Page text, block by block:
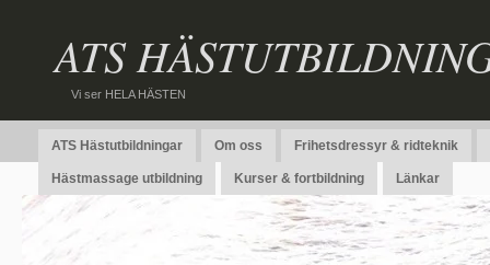
ATS
Vi ser HELA HÄSTEN
ATS Hästutbildningar Om oss Frihetsdressyr & ridteknik
Hästmassage utbildning Kurser & fortbildning Länkar